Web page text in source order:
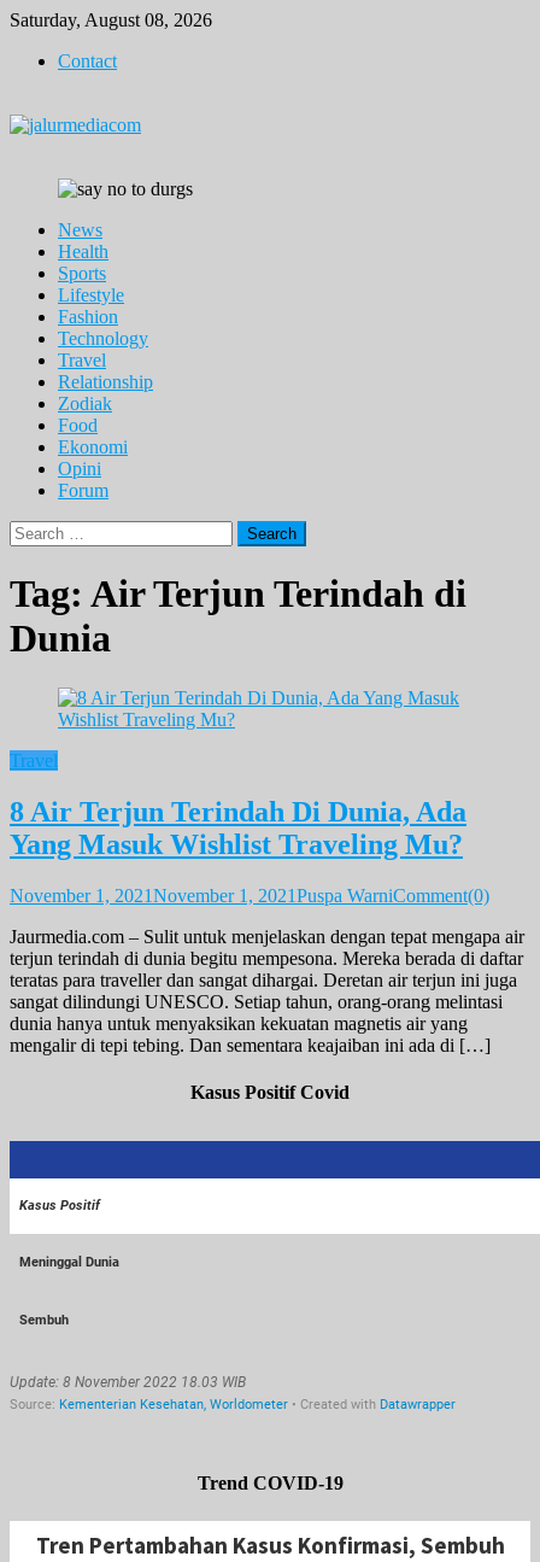
Skip
content
Saturday, August 08, 2026
Contact
News
Health
Sports
Lifestyle
Fashion
Technology
Travel
Relationship
Zodiak
Food
Ekonomi
Opini
Forum
Search
for:
Tag: Air Terjun Terindah di
Dunia
Travel
8 Air Terjun Terindah Di Dunia, Ada
Yang Masuk Wishlist Traveling Mu?
November 1, 2021November 1, 2021Puspa WarniComment(0)
Jaurmedia.com – Sulit untuk menjelaskan dengan tepat mengapa air
terjun terindah di dunia begitu mempesona. Mereka berada di daftar
teratas para traveller dan sangat dihargai. Deretan air terjun ini juga
sangat dilindungi UNESCO. Setiap tahun, orang-orang melintasi
dunia hanya untuk menyaksikan kekuatan magnetis air yang
mengalir di tepi tebing. Dan sementara keajaiban ini ada di […]
Kasus Positif Covid
Trend COVID-19